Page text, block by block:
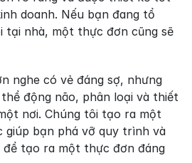
doanh. Nếu bạn đang tổ
tại nhà, một thực đơn cũng sẽ
nghe có vẻ đáng sợ, nhưng
động não, phân loại và thiết
nơi. Chúng tôi tạo ra một
giúp bạn phá vỡ quy trình và
để tạo ra một thực đơn đáng